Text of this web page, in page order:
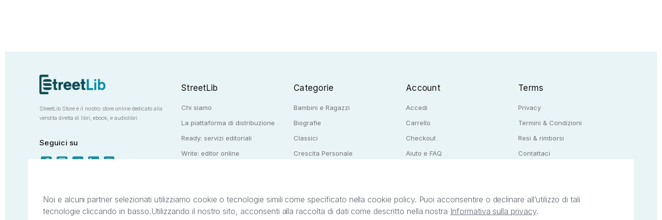
StreetLib Store è il nostro store online dedicato alla
vendita diretta di libri, ebook, e audiolibri
Seguici su
StreetLib
Chi siamo
La piattaforma di distribuzione
Ready: servizi editoriali
Write: editor online
Categorie
Bambini e Ragazzi
Biografie
Classici
Crescita Personale
Account
Accedi
Carrello
Checkout
Aiuto e FAQ
Terms
Privacy
Termini & Condizioni
Resi & rimborsi
Contattaci
Il presente sito web è di proprietà di StreetLib S.r.l. C.F. e P.IVA 05338720963. StreetLib S.r.l. è titolare di tutti i diritti di proprietà intellettuale afferenti ai marchi, loghi e
Noi e alcuni partner selezionati utilizziamo cookie o tecnologie simili come specificato nella cookie policy. Puoi acconsentire o declinare all’utilizzo di tali
tecnologie cliccando in basso.Utilizzando il nostro sito, acconsenti alla raccolta di dati come descritto nella nostra Informativa sulla privacy.